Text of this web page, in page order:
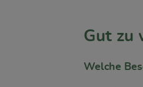
Gut zu
Welche